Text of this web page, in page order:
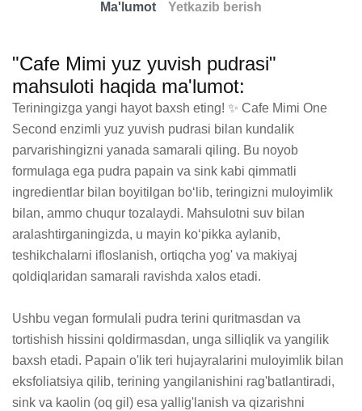
Ma'lumot Yetkazib berish
"Cafe Mimi yuz yuvish pudrasi"
mahsuloti haqida ma'lumot:
Teriningizga yangi hayot baxsh eting! ✨ Cafe Mimi One
Second enzimli yuz yuvish pudrasi bilan kundalik
parvarishingizni yanada samarali qiling. Bu noyob
formulaga ega pudra papain va sink kabi qimmatli
ingredientlar bilan boyitilgan bo‘lib, teringizni muloyimlik
bilan, ammo chuqur tozalaydi. Mahsulotni suv bilan
aralashtirganingizda, u mayin ko‘pikka aylanib,
teshikchalarni ifloslanish, ortiqcha yog' va makiyaj
qoldiqlaridan samarali ravishda xalos etadi.
Ushbu vegan formulali pudra terini quritmasdan va
tortishish hissini qoldirmasdan, unga silliqlik va yangilik
baxsh etadi. Papain o'lik teri hujayralarini muloyimlik bilan
eksfoliatsiya qilib, terining yangilanishini rag'batlantiradi,
sink va kaolin (oq gil) esa yallig'lanish va qizarishni